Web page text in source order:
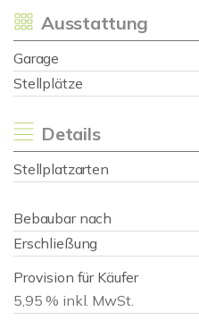
Ausstattung
Garage
Stellplätze
Details
Stellplatzarten
Bebaubar nach
Erschließung
Provision für Käufer
5,95 % inkl. MwSt.